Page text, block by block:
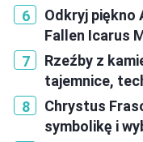
Odkryj piękno
Fallen Icarus
Rzeźby z
tajemnice,
Chrystus
symbolikę i